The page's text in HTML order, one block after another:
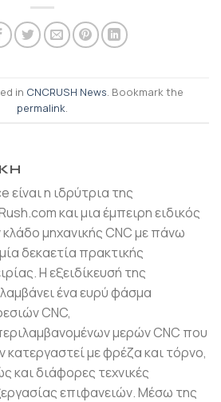
in CNCRUSH News. Bookmark the
permalink.
είναι η ιδρύτρια της
και μια έμπειρη ειδικός
μηχανικής CNC με πάνω
δεκαετία πρακτικής
Η εξειδίκευσή της
ένα ευρύ φάσμα
CNC,
μερών CNC που
κατεργαστεί με φρέζα και τόρνο,
και διάφορες τεχνικές
επιφανειών. Μέσω της